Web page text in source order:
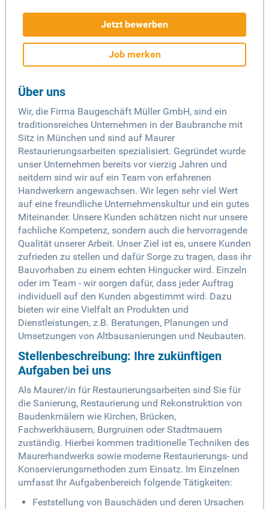
Jetzt bewerben
Job merken
Über uns
Wir, die Firma Baugeschäft Müller GmbH, sind ein
traditionsreiches Unternehmen in der Baubranche mit
Sitz in München und sind auf Maurer
Restaurierungsarbeiten spezialisiert. Gegründet wurde
unser Unternehmen bereits vor vierzig Jahren und
seitdem sind wir auf ein Team von erfahrenen
Handwerkern angewachsen. Wir legen sehr viel Wert
auf eine freundliche Unternehmenskultur und ein gutes
Miteinander. Unsere Kunden schätzen nicht nur unsere
fachliche Kompetenz, sondern auch die hervorragende
Qualität unserer Arbeit. Unser Ziel ist es, unsere Kunden
zufrieden zu stellen und dafür Sorge zu tragen, dass ihr
Bauvorhaben zu einem echten Hingucker wird. Einzeln
oder im Team - wir sorgen dafür, dass jeder Auftrag
individuell auf den Kunden abgestimmt wird. Dazu
bieten wir eine Vielfalt an Produkten und
Dienstleistungen, z.B. Beratungen, Planungen und
Umsetzungen von Altbausanierungen und Neubauten.
Stellenbeschreibung: Ihre zukünftigen
Aufgaben bei uns
Als Maurer/in für Restaurierungsarbeiten sind Sie für
die Sanierung, Restaurierung und Rekonstruktion von
Baudenkmälern wie Kirchen, Brücken,
Fachwerkhäusern, Burgruinen oder Stadtmauern
zuständig. Hierbei kommen traditionelle Techniken des
Maurerhandwerks sowie moderne Restaurierungs- und
Konservierungsmethoden zum Einsatz. Im Einzelnen
umfasst Ihr Aufgabenbereich folgende Tätigkeiten:
Feststellung von Bauschäden und deren Ursachen